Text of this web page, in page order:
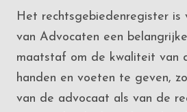
Het rechtsgebiedenregister is
van Advocaten een
maatstaf om de kwaliteit van
handen en voeten te geven,
van de advocaat als van de